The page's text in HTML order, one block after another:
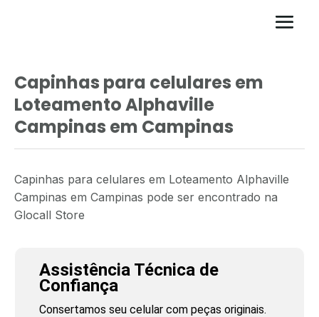
Capinhas para celulares em
Loteamento Alphaville
Campinas em Campinas
Capinhas para celulares em Loteamento Alphaville
Campinas em Campinas pode ser encontrado na
Glocall Store
Assistência Técnica de
Confiança
Consertamos seu celular com peças originais.